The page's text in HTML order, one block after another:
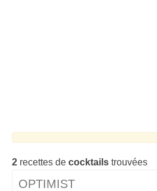
2 recettes de cocktails trouvées
OPTIMIST